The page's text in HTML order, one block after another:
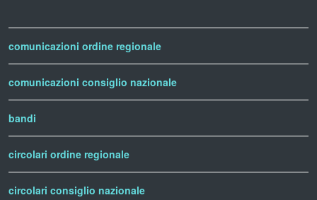
comunicazioni ordine regionale
comunicazioni consiglio nazionale
bandi
circolari ordine regionale
circolari consiglio nazionale